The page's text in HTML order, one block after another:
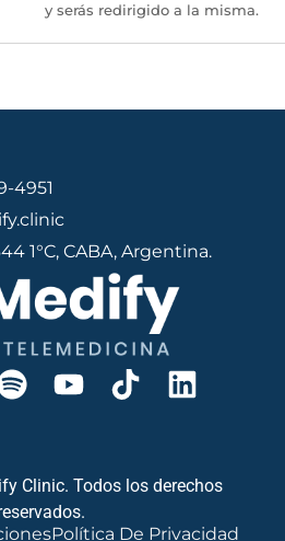
y serás redirigido a la misma.
4951
1°C, CABA, Argentina.
Clinic. Todos los derechos
Política De Privacidad